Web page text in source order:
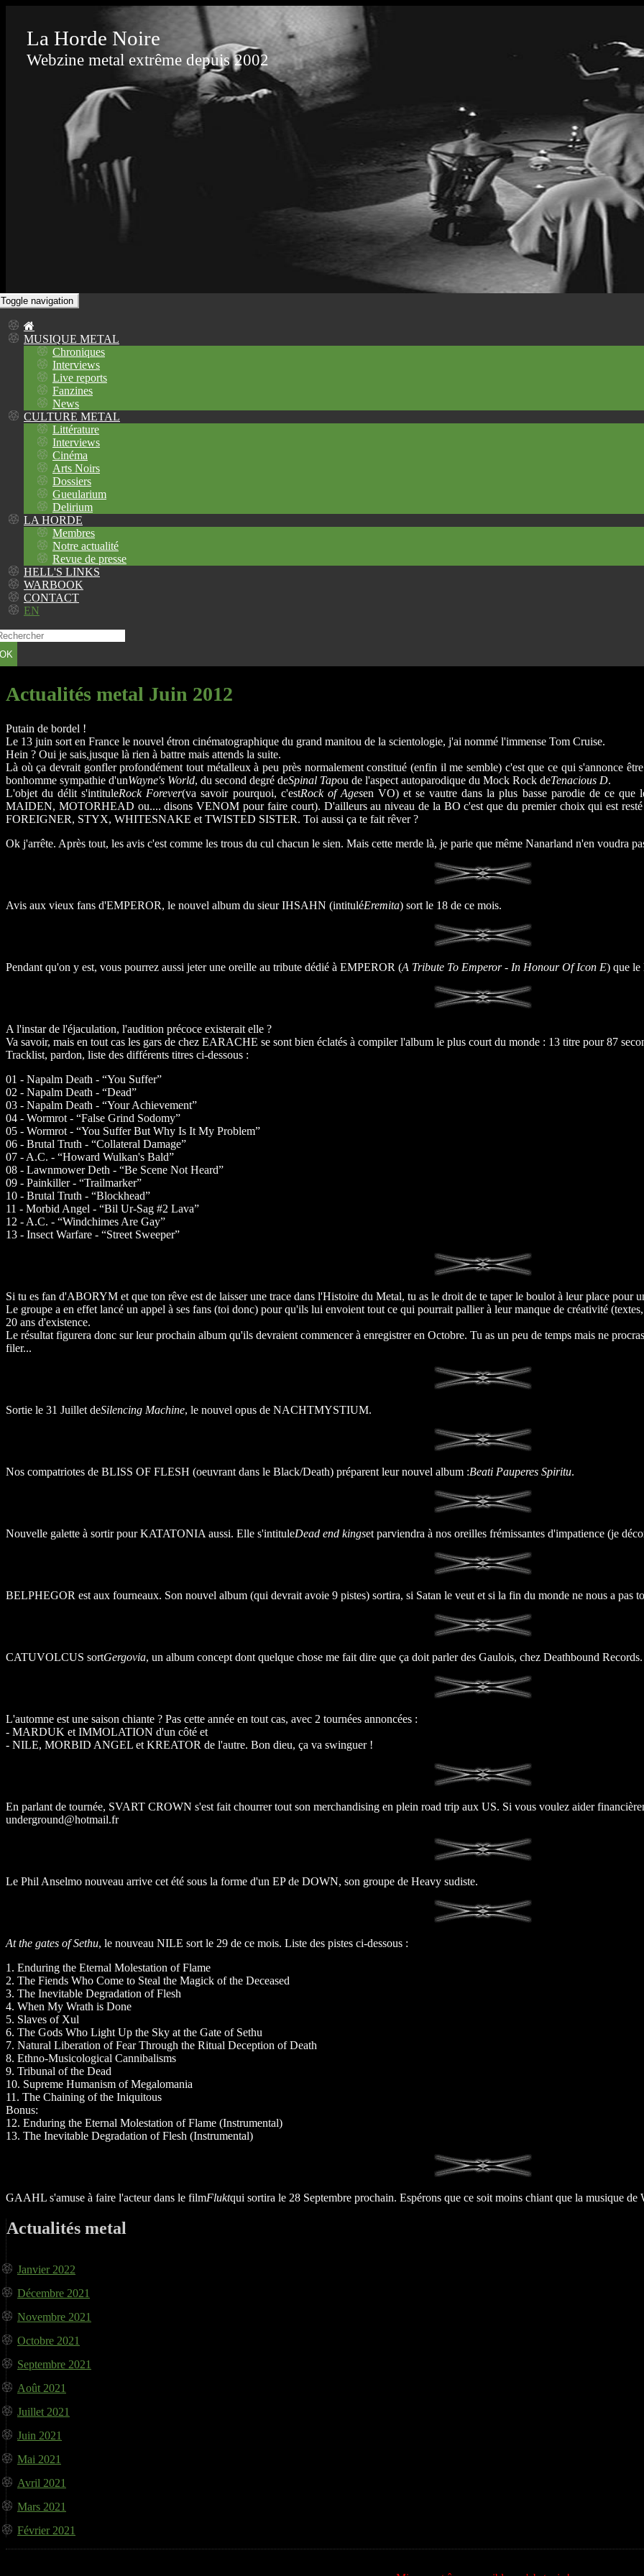
La Horde Noire
Webzine metal extrême depuis 2002
Toggle navigation
MUSIQUE METAL
Chroniques
Interviews
Live reports
Fanzines
News
CULTURE METAL
Littérature
Interviews
Cinéma
Arts Noirs
Dossiers
Gueularium
Delirium
LA HORDE
Membres
Notre actualité
Revue de presse
HELL'S LINKS
WARBOOK
CONTACT
EN
OK
Actualités metal Juin 2012
Putain de bordel !
Le 13 juin sort en France le nouvel étron cinématographique du grand manitou de la scientologie, j'ai nommé l'immense Tom Cruise.
Hein ? Oui je sais,jusque là rien à battre mais attends la suite.
Là où ça devrait gonfler profondément tout métalleux à peu près normalement constitué (enfin il me semble) c'est que ce qui s'annonce
bonhomme sympathie d'unWayne's World, du second degré deSpinal Tapou de l'aspect autoparodique du Mock Rock deTenacious D.
L'objet du délit s'intituleRock Forever(va savoir pourquoi, c'estRock of Agesen VO) et se vautre dans la plus basse parodie de ce
MAIDEN, MOTORHEAD ou.... disons VENOM pour faire court). D'ailleurs au niveau de la BO c'est que du premier choix qui est
FOREIGNER, STYX, WHITESNAKE et TWISTED SISTER. Toi aussi ça te fait rêver ?
Ok j'arrête. Après tout, les avis c'est comme les trous du cul chacun le sien. Mais cette merde là, je parie que même Nanarland n'en voudra
Avis aux vieux fans d'EMPEROR, le nouvel album du sieur IHSAHN (intituléEremita) sort le 18 de ce mois.
Pendant qu'on y est, vous pourrez aussi jeter une oreille au tribute dédié à EMPEROR (A Tribute To Emperor - In Honour Of Icon E) que le
A l'instar de l'éjaculation, l'audition précoce existerait elle ?
Va savoir, mais en tout cas les gars de chez EARACHE se sont bien éclatés à compiler l'album le plus court du monde : 13 titre pour 87
Tracklist, pardon, liste des différents titres ci-dessous :
01 - Napalm Death - “You Suffer”
02 - Napalm Death - “Dead”
03 - Napalm Death - “Your Achievement”
04 - Wormrot - “False Grind Sodomy”
05 - Wormrot - “You Suffer But Why Is It My Problem”
06 - Brutal Truth - “Collateral Damage”
07 - A.C. - “Howard Wulkan's Bald”
08 - Lawnmower Deth - “Be Scene Not Heard”
09 - Painkiller - “Trailmarker”
10 - Brutal Truth - “Blockhead”
11 - Morbid Angel - “Bil Ur-Sag #2 Lava”
12 - A.C. - “Windchimes Are Gay”
13 - Insect Warfare - “Street Sweeper”
Si tu es fan d'ABORYM et que ton rêve est de laisser une trace dans l'Histoire du Metal, tu as le droit de te taper le boulot à leur place pour
Le groupe a en effet lancé un appel à ses fans (toi donc) pour qu'ils lui envoient tout ce qui pourrait pallier à leur manque de créativité
20 ans d'existence.
Le résultat figurera donc sur leur prochain album qu'ils devraient commencer à enregistrer en Octobre. Tu as un peu de temps mais ne
filer...
Sortie le 31 Juillet deSilencing Machine, le nouvel opus de NACHTMYSTIUM.
Nos compatriotes de BLISS OF FLESH (oeuvrant dans le Black/Death) préparent leur nouvel album :Beati Pauperes Spiritu.
Nouvelle galette à sortir pour KATATONIA aussi. Elle s'intituleDead end kingset parviendra à nos oreilles frémissantes d'impatience (je
BELPHEGOR est aux fourneaux. Son nouvel album (qui devrait avoie 9 pistes) sortira, si Satan le veut et si la fin du monde ne nous a pas
CATUVOLCUS sortGergovia, un album concept dont quelque chose me fait dire que ça doit parler des Gaulois, chez Deathbound Records.
L'automne est une saison chiante ? Pas cette année en tout cas, avec 2 tournées annoncées :
- MARDUK et IMMOLATION d'un côté et
- NILE, MORBID ANGEL et KREATOR de l'autre. Bon dieu, ça va swinguer !
En parlant de tournée, SVART CROWN s'est fait chourrer tout son merchandising en plein road trip aux US. Si vous voulez aider
underground@hotmail.fr
Le Phil Anselmo nouveau arrive cet été sous la forme d'un EP de DOWN, son groupe de Heavy sudiste.
At the gates of Sethu, le nouveau NILE sort le 29 de ce mois. Liste des pistes ci-dessous :
1. Enduring the Eternal Molestation of Flame
2. The Fiends Who Come to Steal the Magick of the Deceased
3. The Inevitable Degradation of Flesh
4. When My Wrath is Done
5. Slaves of Xul
6. The Gods Who Light Up the Sky at the Gate of Sethu
7. Natural Liberation of Fear Through the Ritual Deception of Death
8. Ethno-Musicological Cannibalisms
9. Tribunal of the Dead
10. Supreme Humanism of Megalomania
11. The Chaining of the Iniquitous
Bonus:
12. Enduring the Eternal Molestation of Flame (Instrumental)
13. The Inevitable Degradation of Flesh (Instrumental)
GAAHL s'amuse à faire l'acteur dans le filmFluktqui sortira le 28 Septembre prochain. Espérons que ce soit moins chiant que la musique
Actualités metal
Janvier 2022
Décembre 2021
Novembre 2021
Octobre 2021
Septembre 2021
Août 2021
Juillet 2021
Juin 2021
Mai 2021
Avril 2021
Mars 2021
Février 2021